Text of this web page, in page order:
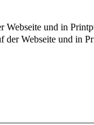
Webseite und in
Webseite und in